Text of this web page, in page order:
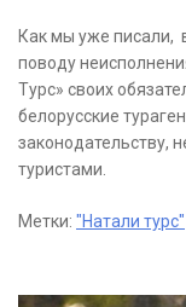
Как мы уже писали,
поводу
Турс» своих
белорусские
законодательству,
туристами.
Метки: "Натали турс"